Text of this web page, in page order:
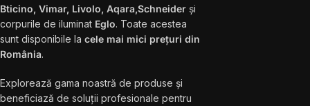
Bticino, Vimar, Livolo, Aqara,Schneider și
corpurile de iluminat Eglo. Toate acestea
sunt disponibile la cele mai mici prețuri din
România.
Explorează gama noastră de produse și
beneficiază de soluții profesionale pentru